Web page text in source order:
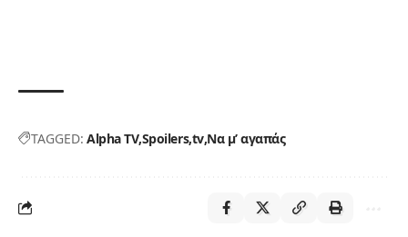
TAGGED: Alpha TVSpoilers tv Να μ’ αγαπάς